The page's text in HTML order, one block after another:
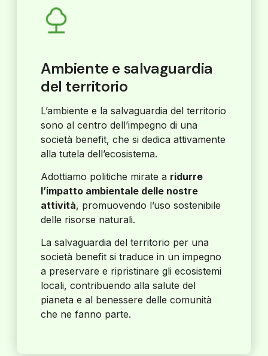
Ambiente e salvaguardia
del territorio
L’ambiente e la salvaguardia del territorio
sono al centro dell’impegno di una
società benefit, che si dedica attivamente
alla tutela dell’ecosistema.
Adottiamo politiche mirate a ridurre
l’impatto ambientale delle nostre
attività, promuovendo l’uso sostenibile
delle risorse naturali.
La salvaguardia del territorio per una
società benefit si traduce in un impegno
a preservare e ripristinare gli ecosistemi
locali, contribuendo alla salute del
pianeta e al benessere delle comunità
che ne fanno parte.